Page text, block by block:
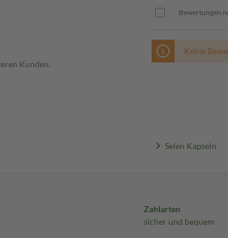
Kunden.
Bewertungen
Keine
Selen Kapseln
Zahlarten
sicher und bequem